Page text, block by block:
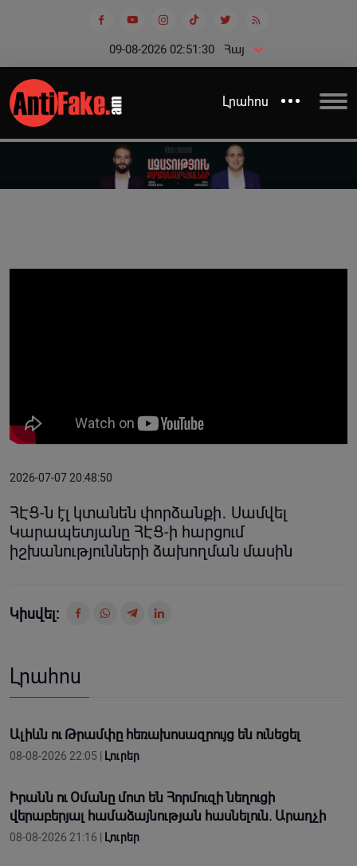
09-08-2026 02:51:30 Հայ
Լրահոս
2026-07-07 20:48:50
ՀԷՑ-ն էլ կտանեն փորձանքի․ Սամվել
Կարապետյանը ՀԷՑ-ի հարցում
իշխանությունների ձախողման մասին
Կիսվել:
Լրահոս
Ալիևն ու Թրամփը հեռախոսազրույց են ունեցել
08-08-2026 22:05 | Լուրեր
Իրանն ու Օմանը մոտ են Հորմուզի նեղուցի
վերաբերյալ համաձայնության հասնելուն. Արաղչի
08-08-2026 21:16 | Լուրեր